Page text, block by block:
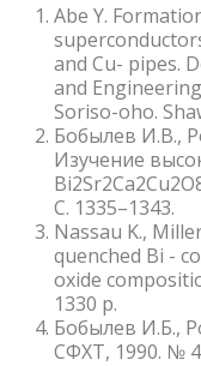
Abe Y.
and Cu- pipes.
and
Soriso-oho.
Бобылев И.В.,
Изучение
С. 1335–1343.
Nassau K.,
quenched Bi -
oxide
1330 p.
Бобылев И.Б.,
СФХТ, 1990. №